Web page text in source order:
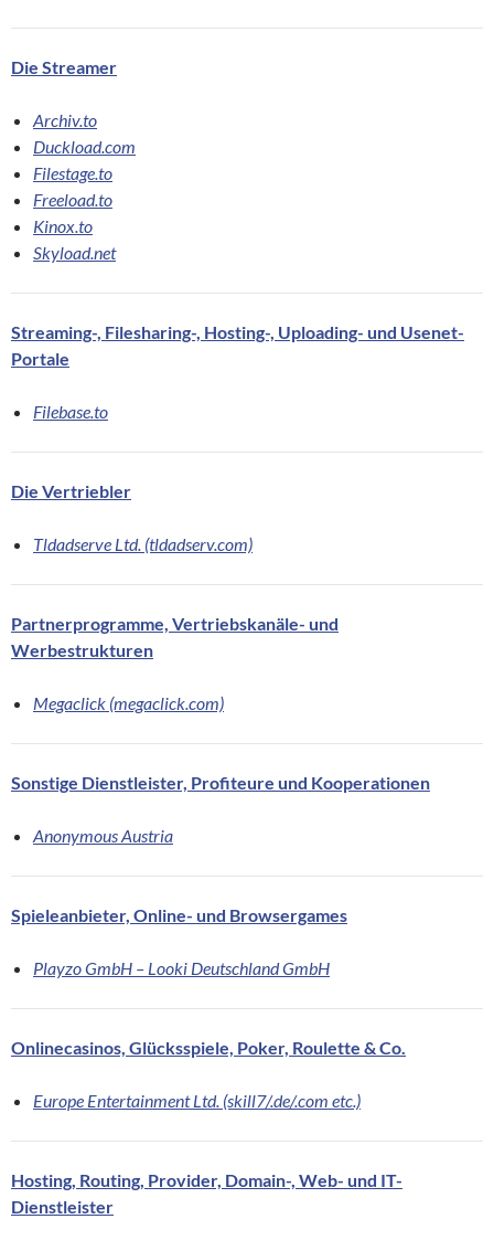
Die Streamer
Archiv.to
Duckload.com
Filestage.to
Freeload.to
Kinox.to
Skyload.net
Streaming-, Filesharing-, Hosting-, Uploading- und Usenet-
Portale
Filebase.to
Die Vertriebler
Tldadserve Ltd. (tldadserv.com)
Partnerprogramme, Vertriebskanäle- und
Werbestrukturen
Megaclick (megaclick.com)
Sonstige Dienstleister, Profiteure und Kooperationen
Anonymous Austria
Spieleanbieter, Online- und Browsergames
Playzo GmbH – Looki Deutschland GmbH
Onlinecasinos, Glücksspiele, Poker, Roulette & Co.
Europe Entertainment Ltd. (skill7/.de/.com etc.)
Hosting, Routing, Provider, Domain-, Web- und IT-
Dienstleister